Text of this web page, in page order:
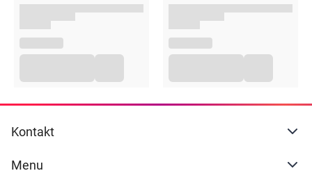
Kontakt
Menu